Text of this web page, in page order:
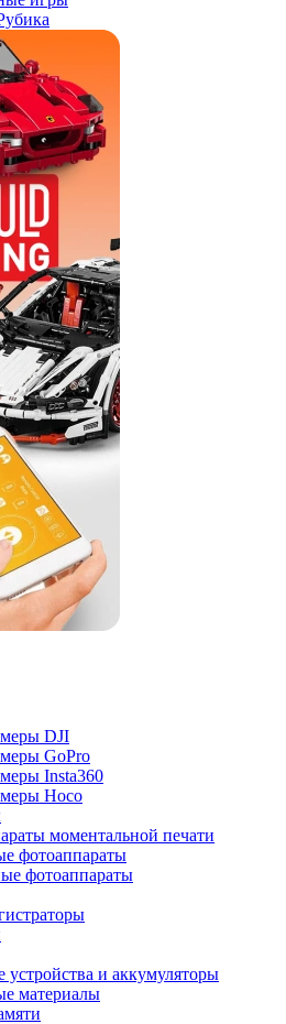
DJI
GoPro
Insta360
Hoco
моментальной печати
фотоаппараты
фотоаппараты
устройства и аккумуляторы
материалы